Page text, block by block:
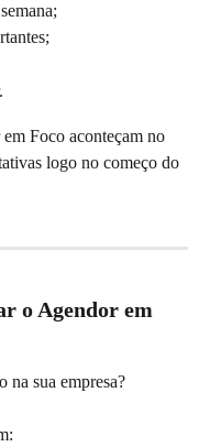
Foco aconteçam no
logo no começo do
o Agendor em
na sua empresa?